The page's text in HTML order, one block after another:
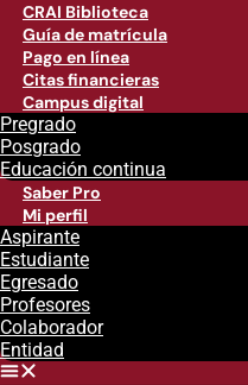
CRAI Biblioteca
Guía de matrícula
Pago en línea
Citas financieras
Campus digital
Pregrado
Posgrado
Educación continua
Saber Pro
Mi perfil
Aspirante
Estudiante
Egresado
Profesores
Colaborador
Entidad